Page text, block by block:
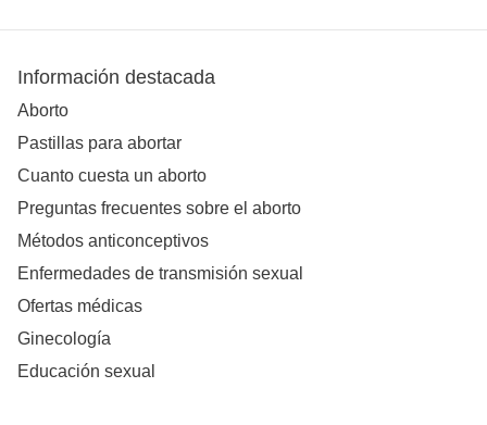
Información destacada
Aborto
Pastillas para abortar
Cuanto cuesta un aborto
Preguntas frecuentes sobre el aborto
Métodos anticonceptivos
Enfermedades de transmisión sexual
Ofertas médicas
Ginecología
Educación sexual